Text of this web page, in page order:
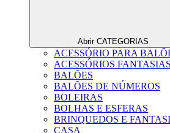
Abrir CATEGORIAS
ACESSÓRIO PARA
ACESSÓRIOS FANTASIAS
BALÕES
BALÕES DE NÚMEROS
BOLEIRAS
BOLHAS E ESFERAS
BRINQUEDOS E
CASA